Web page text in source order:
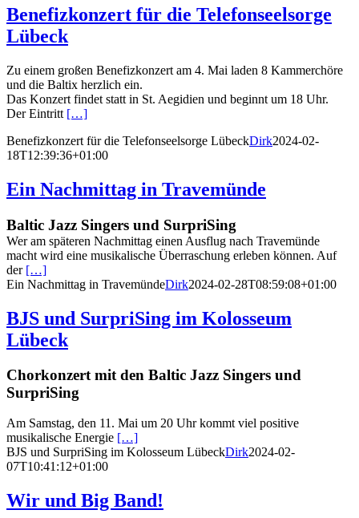
Benefizkonzert für die Telefonseelsorge
Lübeck
Zu einem großen Benefizkonzert am 4. Mai laden 8 Kammerchöre
und die Baltix herzlich ein.
Das Konzert findet statt in St. Aegidien und beginnt um 18 Uhr.
Der Eintritt […]
Benefizkonzert für die Telefonseelsorge LübeckDirk2024-02-
18T12:39:36+01:00
Ein Nachmittag in Travemünde
Baltic Jazz Singers und SurpriSing
Wer am späteren Nachmittag einen Ausflug nach Travemünde
macht wird eine musikalische Überraschung erleben können. Auf
der […]
Ein Nachmittag in TravemündeDirk2024-02-28T08:59:08+01:00
BJS und SurpriSing im Kolosseum
Lübeck
Chorkonzert mit den Baltic Jazz Singers und
SurpriSing
Am Samstag, den 11. Mai um 20 Uhr kommt viel positive
musikalische Energie […]
BJS und SurpriSing im Kolosseum LübeckDirk2024-02-
07T10:41:12+01:00
Wir und Big Band!